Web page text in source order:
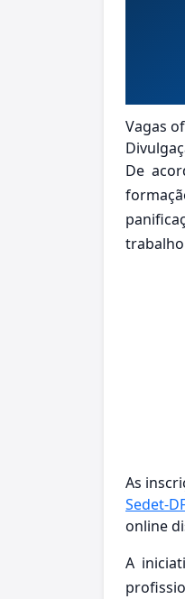
Vagas
De
As
Sedet-
online
A